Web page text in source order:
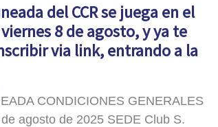
del CCR se juega en el
8 de agosto, y ya te
via link, entrando a la
CONDICIONES GENERALES
agosto de 2025 SEDE Club S.